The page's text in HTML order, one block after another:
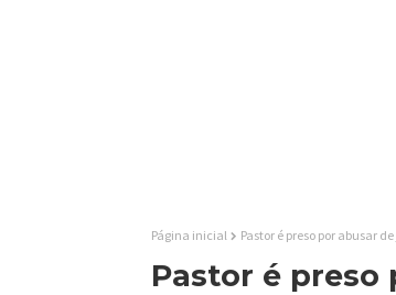
Página inicial Pastor é preso por abusar
Pastor é preso